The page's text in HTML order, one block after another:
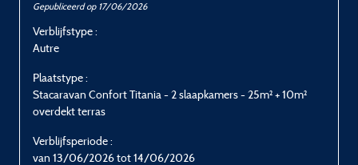
Gepubliceerd op 17/06/2026
Verblijfstype :
Autre
Plaatstype :
Stacaravan Confort Titania - 2 slaapkamers - 25m² + 10m²
overdekt terras
Verblijfsperiode :
van 13/06/2026 tot 14/06/2026